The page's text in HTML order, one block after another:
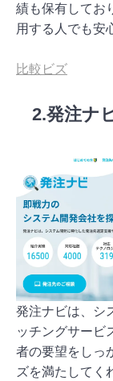
績も保有してお
用する人でも安
比較ビズ
2.発注ナ
発注ナビは、シ
ッチングサービ
者の要望をしっ
ズを満たしてく